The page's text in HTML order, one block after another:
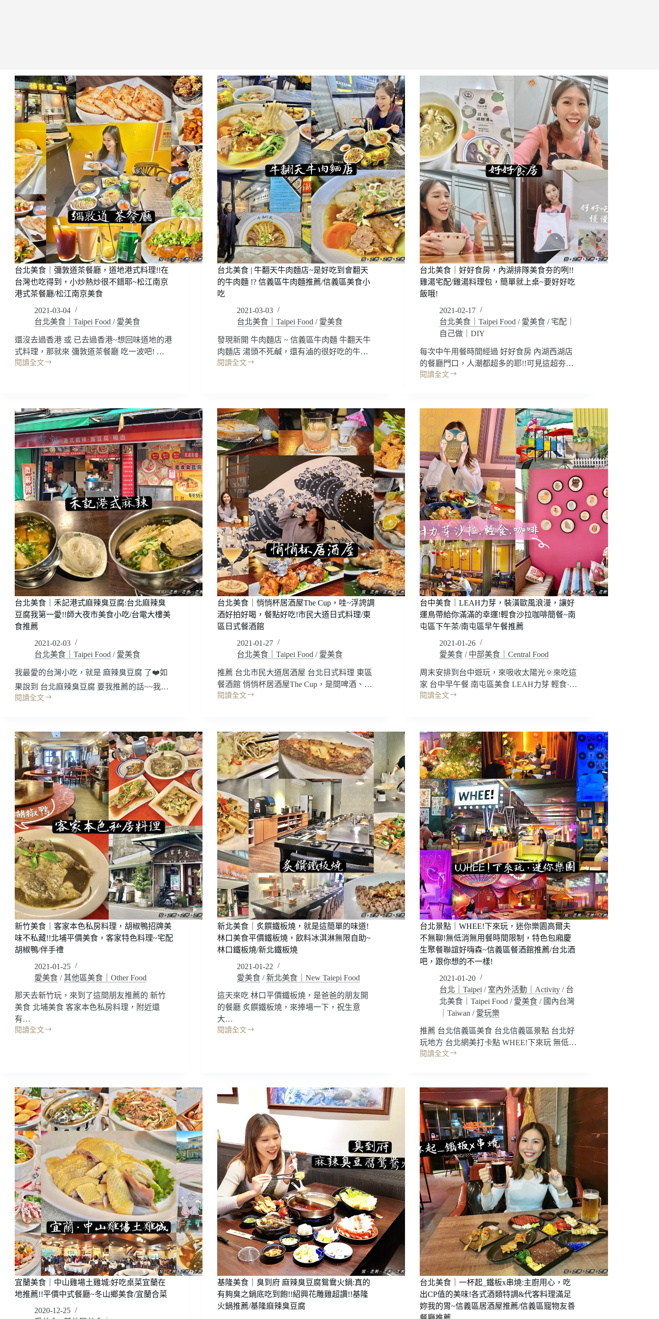
台北美食｜彌敦道茶餐廳，道地港式料理!!在
台灣也吃得到，小炒熱炒很不錯耶~松江南京
港式茶餐廳/松江南京美食
2021-03-04
台北美食｜Taipei Food / 愛美食
還沒去過香港 或 已去過香港~想回味道地的港
式料理，那就來 彌敦道茶餐廳 吃一波吧! …
閱讀全文
台
｜
彌
敦
道
茶
餐
廳，
道
地
港
式
料
理!!
在
台
灣
也
吃
得
到，
小
炒
錯
耶
~
京
港
式
茶
餐
廳/
松
江
南
京
美
食
台北美食 | 牛翻天牛肉麵店~是好吃到會翻天
的牛肉麵 !? 信義區牛肉麵推薦/信義區美食小
吃
2021-03-03
台北美食｜Taipei Food / 愛美食
發現新開 牛肉麵店 ~ 信義區牛肉麵 牛翻天牛
肉麵店 湯頭不死鹹，還有滷的很好吃的牛…
閱讀全文
台
牛
翻
天
牛
肉
麵
店
~
是
好
吃
到
會
翻
天
的
牛
肉
麵
!?
信
義
麵
推
薦/
信
美
食
小
吃
台北美食｜好好食房，內湖排隊美食夯的咧!!
雞湯宅配/雞湯料理包，簡單就上桌~要好好吃
飯哦!
2021-02-17
台北美食｜Taipei Food / 愛美食 / 宅配｜
自己做｜DIY
每次中午用餐時間經過 好好食房 內湖西湖店
的餐廳門口，人潮都超多的耶!!可見這超夯…
閱讀全文
台
食
食
房，
內
湖
排
隊
美
食
夯
的
咧!!
雞
湯
宅
配/
雞
湯
料
單
就
上
桌
好
吃
飯
哦!
台北美食｜禾記港式麻辣臭豆腐:台北麻辣臭
豆腐我第一愛!!師大夜市美食小吃/台電大樓美
食推薦
2021-02-03
台北美食｜Taipei Food / 愛美食
我最愛的台灣小吃，就是 麻辣臭豆腐 了❤️如
果說到 台北麻辣臭豆腐 要我推薦的話~~我…
閱讀全文
台
食
｜
禾
記
港
式
麻
辣
臭
豆
腐:
台
北
麻
辣
臭
豆
腐
我
第
一
愛!!
市
美
食
小
吃/
食
推
薦
台北美食｜悄悄杯居酒屋The Cup，哇~浮誇調
酒好拍好喝，餐點好吃!市民大道日式料理/東
區日式餐酒館
2021-01-27
台北美食｜Taipei Food / 愛美食
推薦 台北市民大道居酒屋 台北日式料理 東區
餐酒館 悄悄杯居酒屋The Cup，是間啤酒、…
閱讀全文
台
食
｜
悄
悄
杯
居
酒
屋
The
Cup，
哇
~
浮
誇
調
酒
好
拍
好
喝，
餐
點
好
大
道
日
式
料
餐
台中美食｜LEAH力芽，裝潢歐風浪漫，讓好
運鳥帶給你滿滿的幸運!輕食沙拉咖啡簡餐~南
屯區下午茶/南屯區早午餐推薦
2021-01-26
愛美食 / 中部美食｜Central Food
周末安排到台中遊玩，來吸收太陽光🌞來吃這
家 台中早午餐 南屯區美食 LEAH力芽 輕食·…
閱讀全文
台
食
｜
LEAH
力
芽，
裝
潢
歐
風
浪
漫，
讓
好
運
鳥
帶
給
你
滿
滿
的
幸
運!
輕
簡
餐
~
南
下
茶/
南
屯
區
早
午
餐
推
薦
新竹美食｜客家本色私房料理，胡椒鴨招牌美
味不私藏!!北埔平價美食，客家特色料理~宅配
胡椒鴨/伴手禮
2021-01-25
愛美食 /其他區美食｜Other Food
那天去新竹玩，來到了這間朋友推薦的 新竹
美食 北埔美食 客家本色私房料理，附近還
有…
閱讀全文
新
客
家
本
色
私
房
料
理，
胡
椒
鴨
招
牌
美
味
不
私
藏!!
北
埔
平
新北美食｜炙饌鐵板燒，就是這簡單的味道!
林口美食平價鐵板燒，飲料冰淇淋無限自助~
林口鐵板燒/新北鐵板燒
2021-01-22
愛美食 /新北美食｜New Taiepi Food
這天來吃 林口平價鐵板燒，是爸爸的朋友開
的餐廳 炙饌鐵板燒，來捧場一下，祝生意
大…
閱讀全文
新
饌
燒，
就
是
簡
單
的
味
道!
林
口
美
食
平
價
鐵
板
燒，
台北景點｜WHEE!下來玩，迷你樂園高爾夫
不無聊!無低消無用餐時間限制，特色包廂慶
生聚餐聯誼好嗨森~信義區餐酒館推薦/台北酒
吧，跟你想的不一樣!
2021-01-20
台北｜Taipei / 室內外活動｜Activity / 台
北美食｜Taipei Food / 愛美食 / 國內台灣
｜Taiwan / 愛玩樂
推薦 台北信義區美食 台北信義區景點 台北好
玩地方 台北網美打卡點 WHEE!下來玩 無低…
閱讀全文
台
點
｜
WHEE!
下
來
玩，
迷
你
樂
園
高
爾
夫
不
無
聊!
無
低
消
無
用
餐
時
宜蘭美食｜中山雞場土雞城:好吃桌菜宜蘭在
地推薦!!平價中式餐廳~冬山鄉美食/宜蘭合菜
2020-12-25
基隆美食｜臭到府 麻辣臭豆腐鴛鴦火鍋:真的
有夠臭之鍋底吃到飽!!紹興花雕雞超讚!!基隆
火鍋推薦/基隆麻辣臭豆腐
台北美食｜一杯起_鐵板x串燒:主廚用心，吃
出CP值的美味!各式酒類特調&代客料理滿足
妳我的胃~信義區居酒屋推薦/信義區寵物友善